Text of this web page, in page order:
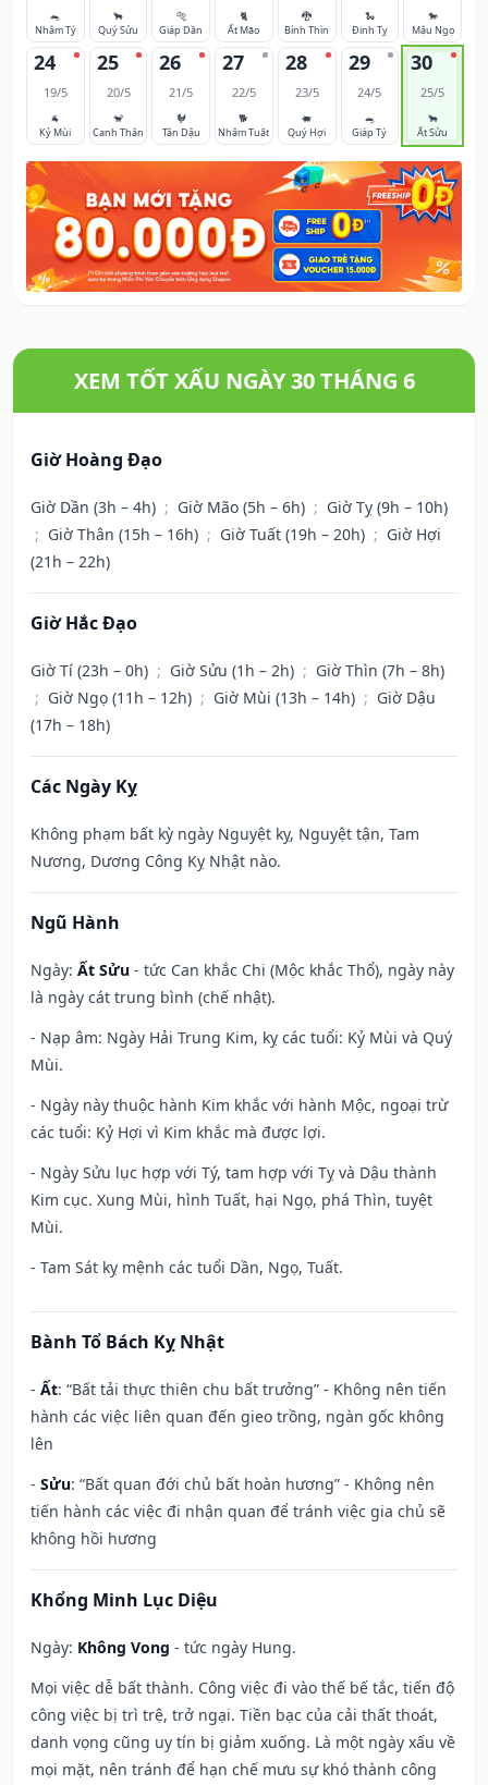
🐀
Nhâm Tý
🐂
Quý Sửu
🐅
Giáp Dần
🐈
Ất Mão
🐉
Bính Thìn
🐍
Đinh Tỵ
🐎
Mậu Ngọ
24
19/5
🐐
Kỷ Mùi
25
20/5
🐒
Canh Thân
26
21/5
🐓
Tân Dậu
27
22/5
🐕
Nhâm Tuất
28
23/5
🐖
Quý Hợi
29
24/5
🐀
Giáp Tý
30
25/5
🐂
Ất Sửu
XEM TỐT XẤU NGÀY 30 THÁNG 6
Giờ Hoàng Đạo
Giờ Dần (3h – 4h) ; Giờ Mão (5h – 6h) ; Giờ Tỵ (9h – 10h)
; Giờ Thân (15h – 16h) ; Giờ Tuất (19h – 20h) ; Giờ Hợi
(21h – 22h)
Giờ Hắc Đạo
Giờ Tí (23h – 0h) ; Giờ Sửu (1h – 2h) ; Giờ Thìn (7h – 8h)
; Giờ Ngọ (11h – 12h) ; Giờ Mùi (13h – 14h) ; Giờ Dậu
(17h – 18h)
Các Ngày Kỵ
Không phạm bất kỳ ngày Nguyệt kỵ, Nguyệt tận, Tam
Nương, Dương Công Kỵ Nhật nào.
Ngũ Hành
Ngày: Ất Sửu - tức Can khắc Chi (Mộc khắc Thổ), ngày này
là ngày cát trung bình (chế nhật).
- Nạp âm: Ngày Hải Trung Kim, kỵ các tuổi: Kỷ Mùi và Quý
Mùi.
- Ngày này thuộc hành Kim khắc với hành Mộc, ngoại trừ
các tuổi: Kỷ Hợi vì Kim khắc mà được lợi.
- Ngày Sửu lục hợp với Tý, tam hợp với Tỵ và Dậu thành
Kim cục. Xung Mùi, hình Tuất, hại Ngọ, phá Thìn, tuyệt
Mùi.
- Tam Sát kỵ mệnh các tuổi Dần, Ngọ, Tuất.
Bành Tổ Bách Kỵ Nhật
- Ất: “Bất tải thực thiên chu bất trưởng” - Không nên tiến
hành các việc liên quan đến gieo trồng, ngàn gốc không
lên
- Sửu: “Bất quan đới chủ bất hoàn hương” - Không nên
tiến hành các việc đi nhận quan để tránh việc gia chủ sẽ
không hồi hương
Khổng Minh Lục Diệu
Ngày: Không Vong - tức ngày Hung.
Mọi việc dễ bất thành. Công việc đi vào thế bế tắc, tiến độ
công việc bị trì trệ, trở ngại. Tiền bạc của cải thất thoát,
danh vọng cũng uy tín bị giảm xuống. Là một ngày xấu về
mọi mặt, nên tránh để hạn chế mưu sự khó thành công